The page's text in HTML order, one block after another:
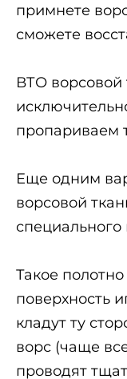
примнете
сможете
ВТО ворсовой
пропариваем
Еще одним
ворсовой
специального
Такое
поверхность
кладут ту
ворс (чаще
проводят